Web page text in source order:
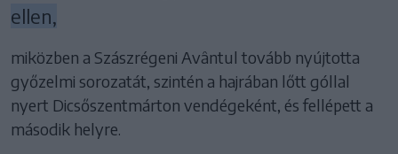
ellen,
miközben a Szászrégeni Avântul tovább nyújtotta
győzelmi sorozatát, szintén a hajrában lőtt góllal
nyert Dicsőszentmárton vendégeként, és fellépett a
második helyre.